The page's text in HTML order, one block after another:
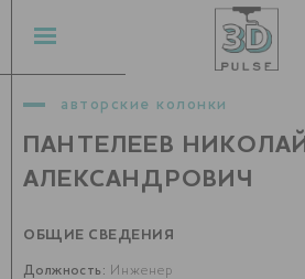
авторские колонки
ПАНТЕЛЕЕВ НИКОЛАЙ
АЛЕКСАНДРОВИЧ
ОБЩИЕ СВЕДЕНИЯ
Должность: Инженер